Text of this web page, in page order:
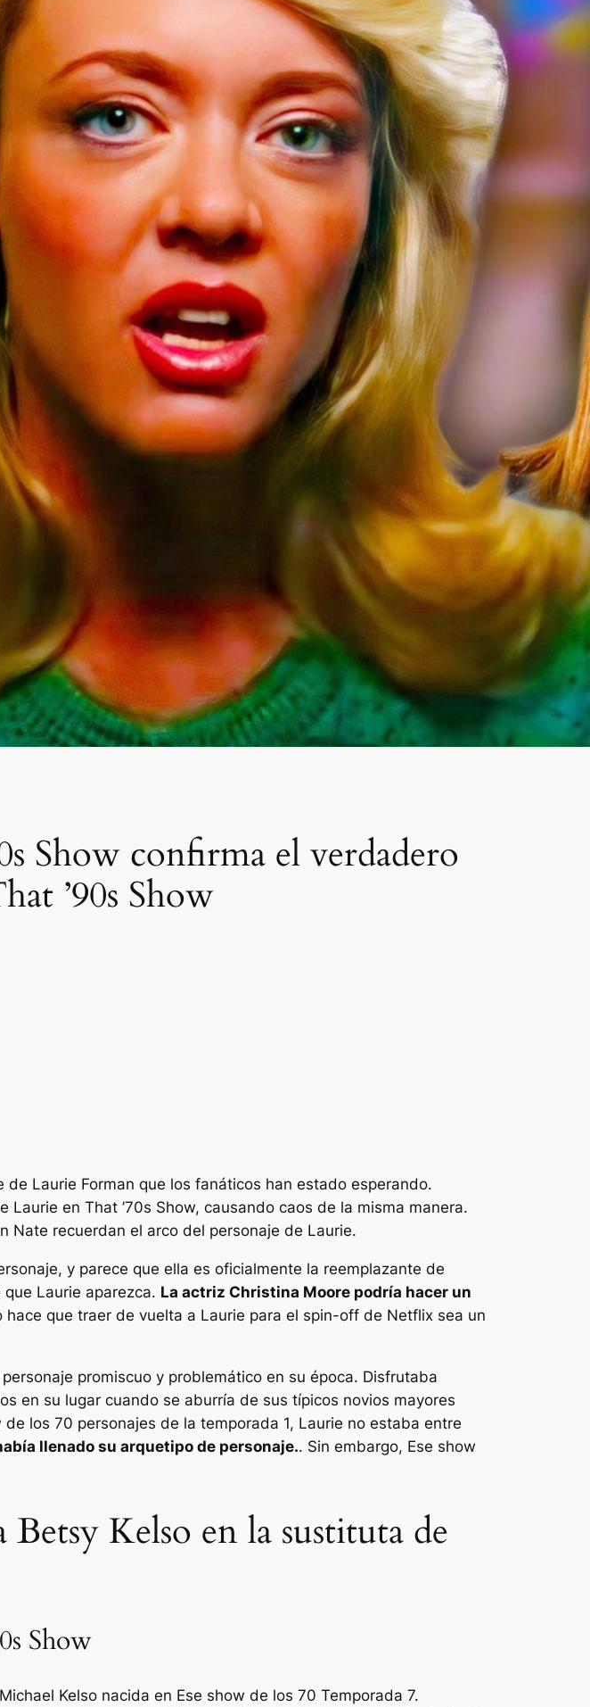
Show confirma el verdadero
’90s Show
Laurie Forman que los fanáticos han estado esperando.
en That ’70s Show, causando caos de la misma manera.
Nate recuerdan el arco del personaje de Laurie.
y parece que ella es oficialmente la reemplazante de
Laurie aparezca. La actriz Christina Moore podría hacer un
que traer de vuelta a Laurie para el spin-off de Netflix sea un
promiscuo y problemático en su época. Disfrutaba
en su lugar cuando se aburría de sus típicos novios mayores
de los 70 personajes de la temporada 1, Laurie no estaba entre
llenado su arquetipo de personaje.. Sin embargo, Ese show
Kelso en la sustituta de
Show
Kelso nacida en Ese show de los 70 Temporada 7.